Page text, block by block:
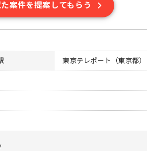
案件を提案してもらう
東京テレポート（東京都）